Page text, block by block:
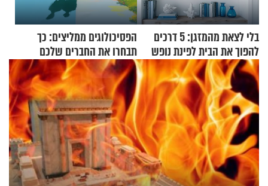
בלי לצאת מהמזגן: 5 דרכים
להפוך את הבית לפינת נופש
מעוצבת
הפסיכולוגים ממליצים: כך
תבחרו את החברים שלכם
בחיים